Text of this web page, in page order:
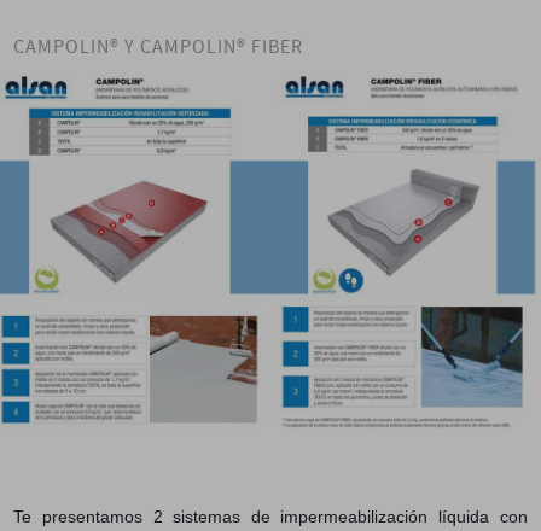
CAMPOLIN® Y CAMPOLIN® FIBER
Te presentamos 2 sistemas de impermeabilización líquida con